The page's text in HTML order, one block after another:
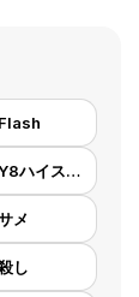
Flash
Y8ハイスコア
メ
し